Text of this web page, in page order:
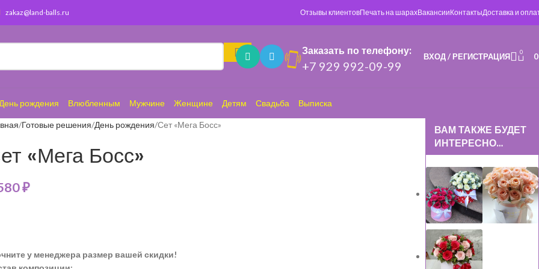
zakaz@land-balls.ru Отзывы клиентовПечать на шарахВакансииКонтактыДоставка и
Заказать по телефону:
+7 929 992-09-99
ВХОД / РЕГИСТРАЦИЯ 0
День рождения Влюбленным Мужчине Женщине Детям Свадьба Выписка
Готовые решения День рождения Сет «Мега Босс»
«Мега Босс»
₽
у менеджера размер вашей скидки!
ВАМ ТАКЖЕ БУДЕТ
ИНТЕРЕСНО…